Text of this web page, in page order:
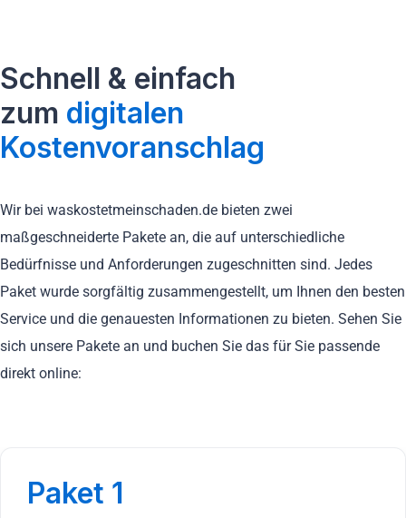
Schnell & einfach
zum digitalen
Kostenvoranschlag
Wir bei waskostetmeinschaden.de bieten zwei
maßgeschneiderte Pakete an, die auf unterschiedliche
Bedürfnisse und Anforderungen zugeschnitten sind. Jedes
Paket wurde sorgfältig zusammengestellt, um Ihnen den besten
Service und die genauesten Informationen zu bieten. Sehen Sie
sich unsere Pakete an und buchen Sie das für Sie passende
direkt online:
Paket 1